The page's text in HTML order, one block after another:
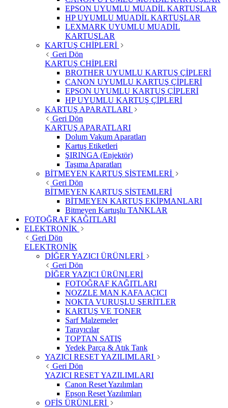
EPSON UYUMLU MUADİL KARTUŞLAR
HP UYUMLU MUADİL KARTUŞLAR
LEXMARK UYUMLU MUADİL
KARTUŞLAR
KARTUŞ CHİPLERİ
Geri Dön
KARTUŞ CHİPLERİ
BROTHER UYUMLU KARTUŞ ÇİPLERİ
CANON UYUMLU KARTUŞ ÇİPLERİ
EPSON UYUMLU KARTUŞ ÇİPLERİ
HP UYUMLU KARTUŞ ÇİPLERİ
KARTUŞ APARATLARI
Geri Dön
KARTUŞ APARATLARI
Dolum Vakum Aparatları
Kartuş Etiketleri
ŞIRINGA (Enjektör)
Taşıma Aparatları
BİTMEYEN KARTUŞ SİSTEMLERİ
Geri Dön
BİTMEYEN KARTUŞ SİSTEMLERİ
BİTMEYEN KARTUŞ EKİPMANLARI
Bitmeyen Kartuşlu TANKLAR
FOTOĞRAF KAĞITLARI
ELEKTRONİK
Geri Dön
ELEKTRONİK
DİĞER YAZICI ÜRÜNLERİ
Geri Dön
DİĞER YAZICI ÜRÜNLERİ
FOTOĞRAF KAĞITLARI
NOZZLE MAN KAFA AÇICI
NOKTA VURUŞLU ŞERİTLER
KARTUŞ VE TONER
Sarf Malzemeler
Tarayıcılar
TOPTAN SATIŞ
Yedek Parça & Atık Tank
YAZICI RESET YAZILIMLARI
Geri Dön
YAZICI RESET YAZILIMLARI
Canon Reset Yazılımları
Epson Reset Yazılımları
OFİS ÜRÜNLERİ